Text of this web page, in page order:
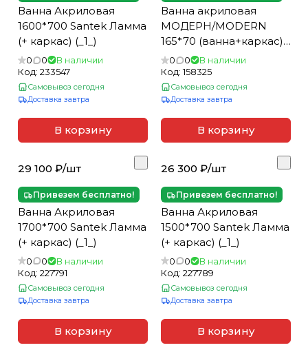
Ванна Акриловая
1600*700 Santek Ламма
(+ каркас) (_1_)
0 0
В наличии
Код: 233547
Самовывоз сегодня
Доставка завтра
В корзину
Ванна акриловая
МОДЕРН/MODERN
165*70 (ванна+каркас)
(_1_)
0 0
В наличии
Код:158325
Самовывоз сегодня
Доставка завтра
В корзину
29 100 ₽/шт
Привезем бесплатно!
Ванна Акриловая
1700*700 Santek Ламма
(+ каркас) (_1_)
0 0
В наличии
Код: 227791
Самовывоз сегодня
Доставка завтра
В корзину
26 300 ₽/шт
Привезем бесплатно!
Ванна Акриловая
1500*700 Santek Ламма
(+ каркас) (_1_)
0 0
В наличии
Код: 227789
Самовывоз сегодня
Доставка завтра
В корзину